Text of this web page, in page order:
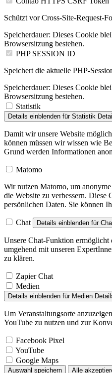
Schützt vor Cross-Site-Request-
Speicherdauer: Dieses Cookie
Browsersitzung bestehen.
PHP SESSION ID
Speichert die aktuelle PHP-
Speicherdauer: Dieses Cookie
Browsersitzung bestehen.
Statistik
Details einblenden für Statistik
Damit wir unsere Website
können müssen wir wissen wie
Grund werden Informationen
Matomo
Wir nutzen Matomo, um
die Website zu verbessern. Diese
persönlichen Daten. Sie können
Chat Details einblenden für
Unsere Chat-Funktion
umgehend mit unseren
zu klären.
Zapier Chat
Medien
Details einblenden für Medien
Um Veranstaltungsorte
YouTube zu nutzen und zur
Facebook Pixel
YouTube
Google Maps
Auswahl speichern Alle